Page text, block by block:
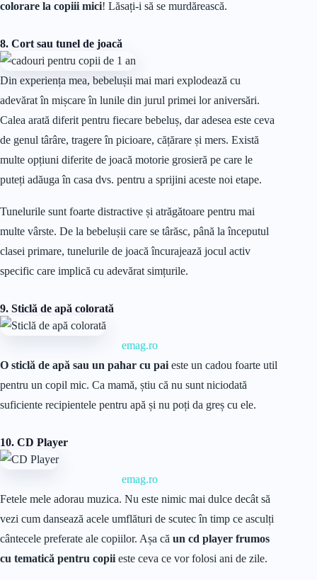
colorare la copiii mici! Lăsați-i să se murdărească.
8. Cort sau tunel de joacă
Din experiența mea, bebelușii mai mari explodează cu
adevărat în mișcare în lunile din jurul primei lor aniversări.
Calea arată diferit pentru fiecare bebeluș, dar adesea este ceva
de genul târâre, tragere în picioare, cățărare și mers. Există
multe opțiuni diferite de joacă motorie grosieră pe care le
puteți adăuga în casa dvs. pentru a sprijini aceste noi etape.
Tunelurile sunt foarte distractive și atrăgătoare pentru mai
multe vârste. De la bebelușii care se târăsc, până la începutul
clasei primare, tunelurile de joacă încurajează jocul activ
specific care implică cu adevărat simțurile.
9. Sticlă de apă colorată
emag.ro
O sticlă de apă sau un pahar cu pai este un cadou foarte util
pentru un copil mic. Ca mamă, știu că nu sunt niciodată
suficiente recipientele pentru apă și nu poți da greș cu ele.
10. CD Player
emag.ro
Fetele mele adorau muzica. Nu este nimic mai dulce decât să
vezi cum dansează acele umflături de scutec în timp ce asculți
cântecele preferate ale copiilor. Așa că un cd player frumos
cu tematică pentru copii este ceva ce vor folosi ani de zile.